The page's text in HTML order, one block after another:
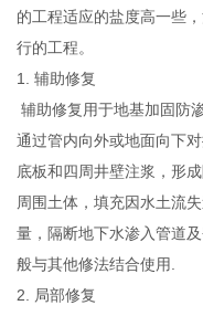
的工程适应的盐度高一些
行的工程。
1. 辅助修复
辅助修复用于地基加固防
通过管内向外或地面向下
底板和四周井壁注浆，形
周围土体，填充因水土流
量，隔断地下水渗入管道
般与其他修法结合使用.
2. 局部修复